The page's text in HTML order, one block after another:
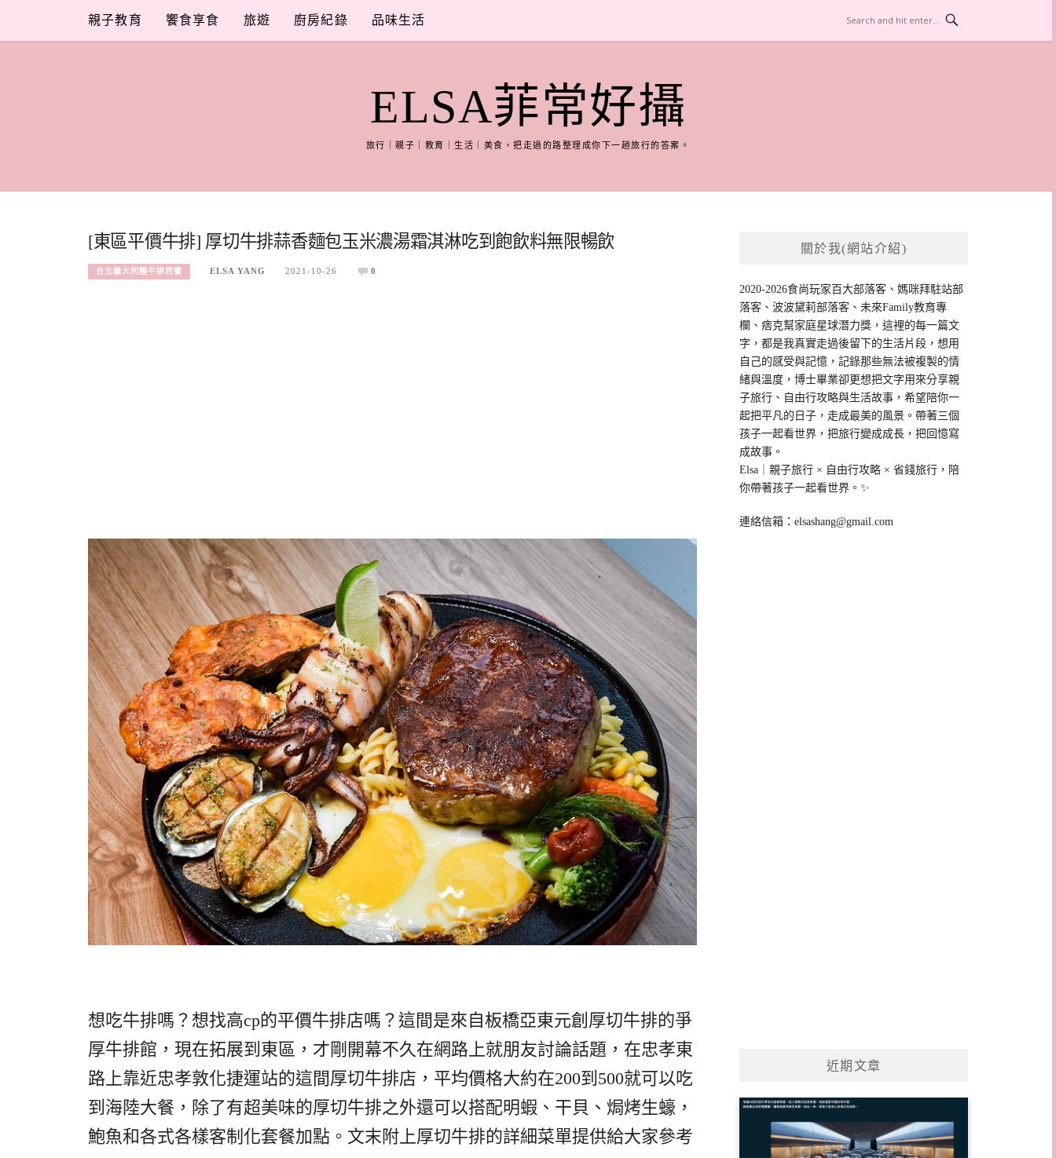
content
親子教育 饗食享食 旅遊 廚房紀錄 品味生活
ELSA菲常好攝
旅行｜親子｜教育｜生活｜美食，把走過的路整理成你下一趟旅行的答案。
[東區平價牛排] 厚切牛排蒜香麵包玉米濃湯霜淇淋吃到飽飲料無限暢飲
台北義大利麵牛排西餐 ELSA YANG 2021-10-26 0
想吃牛排嗎？想找高cp的平價牛排店嗎？這間是來自板橋亞東元創厚切牛排的爭
厚牛排館，現在拓展到東區，才剛開幕不久在網路上就朋友討論話題，在忠孝東
路上靠近忠孝敦化捷運站的這間厚切牛排店，平均價格大約在200到500就可以吃
到海陸大餐，除了有超美味的厚切牛排之外還可以搭配明蝦、干貝、焗烤生蠔，
鮑魚和各式各樣客制化套餐加點。文末附上厚切牛排的詳細菜單提供給大家參考
關於我(網站介紹)
2020-2026食尚玩家百大部落客、媽咪拜駐站部
落客、波波黛莉部落客、未來Family教育專
欄、痞克幫家庭星球潛力獎，這裡的每一篇文
字，都是我真實走過後留下的生活片段，想用
自己的感受與記憶，記錄那些無法被複製的情
緒與溫度，博士畢業卻更想把文字用來分享親
子旅行、自由行攻略與生活故事，希望陪你一
起把平凡的日子，走成最美的風景。帶著三個
孩子一起看世界，把旅行變成成長，把回憶寫
成故事。
Elsa｜親子旅行 × 自由行攻略 × 省錢旅行，陪
你帶著孩子一起看世界。✨
連絡信箱：elsashang@gmail.com
近期文章